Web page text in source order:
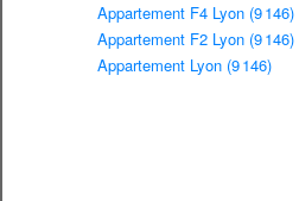
Appartement F4 Lyon (9 146)
Appartement F2 Lyon (9 146)
Appartement Lyon (9 146)